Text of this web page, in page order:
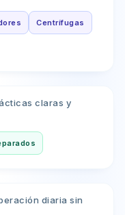
Centrífugas
claras y
diaria sin